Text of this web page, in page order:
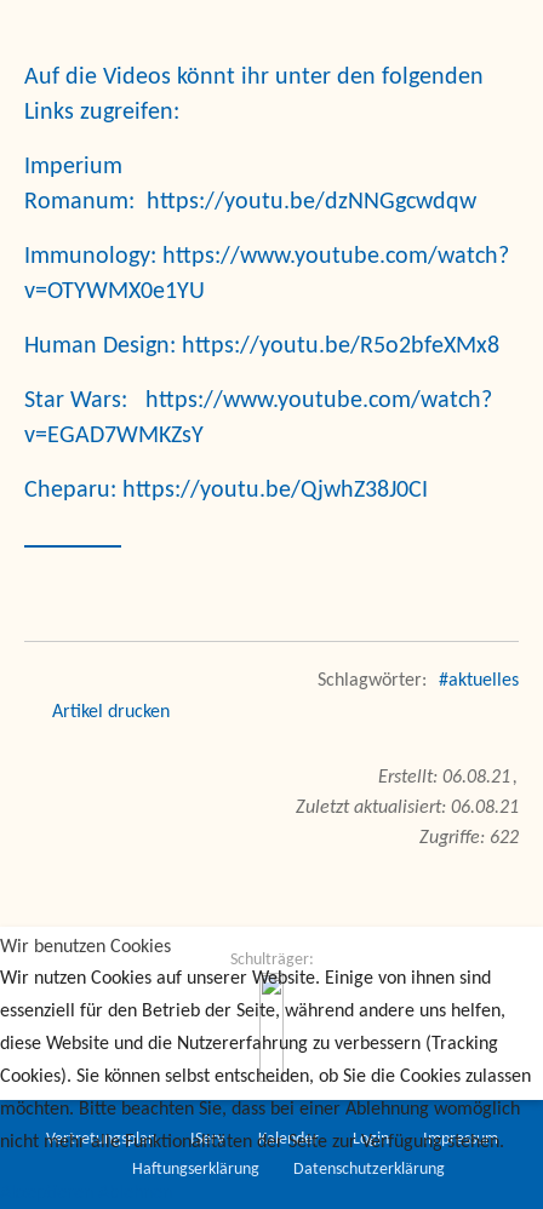
Auf die Videos könnt ihr unter den folgenden
Links zugreifen:
Imperium
Romanum: https://youtu.be/dzNNGgcwdqw
Immunology: https://www.youtube.com/watch?
v=OTYWMX0e1YU
Human Design: https://youtu.be/R5o2bfeXMx8
Star Wars: https://www.youtube.com/watch?
v=EGAD7WMKZsY
Cheparu: https://youtu.be/QjwhZ38J0CI
drucken
#aktuelles
06.08.21
Zuletzt aktualisiert: 06.08.21
Zugriffe: 622
Schulträger:
Vertretungsplan IServ Kalender Login
Impressum
Haftungserklärung
Datenschutzerklärung
Wir benutzen Cookies
Wir nutzen Cookies auf unserer Website. Einige von ihnen sind
essenziell für den Betrieb der Seite, während andere uns helfen,
diese Website und die Nutzererfahrung zu verbessern (Tracking
Cookies). Sie können selbst entscheiden, ob Sie die Cookies zulassen
möchten. Bitte beachten Sie, dass bei einer Ablehnung womöglich
nicht mehr alle Funktionalitäten der Seite zur Verfügung stehen.